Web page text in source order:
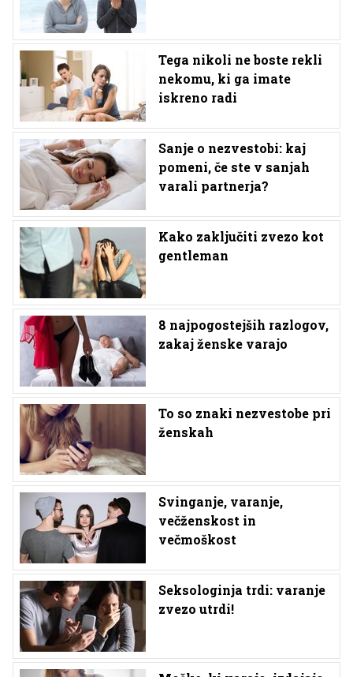
Tega nikoli ne boste rekli
nekomu, ki ga imate
iskreno radi
Sanje o nezvestobi: kaj
pomeni, če ste v sanjah
varali partnerja?
Kako zaključiti zvezo kot
gentleman
8 najpogostejših razlogov,
zakaj ženske varajo
To so znaki nezvestobe pri
ženskah
Svinganje, varanje,
večženskost in
večmoškost
Seksologinja trdi: varanje
zvezo utrdi!